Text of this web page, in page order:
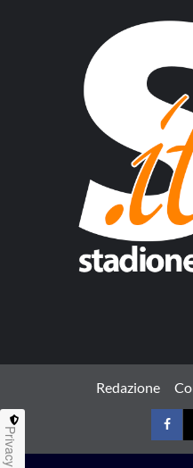
Redazione
Privacy